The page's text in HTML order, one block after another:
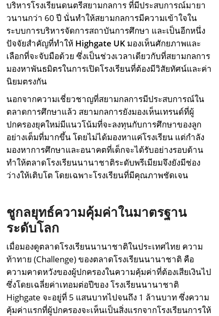
บริหารโรงเรียนดนตรีสยามกลการ ที่มีประสบการณ์มายา
วนานกว่า 60 ปี นั่นทำให้สยามกลการมีความเข้าใจใน
ระบบการบริหารจัดการสถาบันการศึกษา และเป็นอีกหนึ่ง
ปัจจัยสำคัญที่ทำให้ Highgate UK มองเห็นศักยภาพและ
เลือกที่จะจับมือด้วย ซึ่งเป็นช่วงเวลาเดียวกับที่สยามกลการ
มองหาพันธมิตรในการเปิดโรงเรียนที่ต้องมีวิสัยทัศน์และค่า
นิยมตรงกัน
นอกจากความเชี่ยวชาญที่สยามกลการมีประสบการณ์ใน
ตลาดการศึกษาแล้ว สยามกลการยังมองเห็นเทรนด์ที่ผู้
ปกครองยุคใหม่มีแนวโน้มที่จะลงทุนกับการศึกษาของลูก
อย่างเต็มที่มากขึ้น โดยไม่ได้มองหาแค่โรงเรียน แต่กำลัง
มองหาการศึกษาและอนาคตที่เด็กจะได้รับอย่างรอบด้าน
ทำให้ตลาดโรงเรียนนานาชาติระดับพรีเมียมจึงยังมีช่อง
ว่างให้เติบโต โดยเฉพาะโรงเรียนที่มีคุณภาพชัดเจน
ชูกลยุทธ์ความคุ้มค่าในมาตรฐาน
ระดับโลก
เมื่อมองดูตลาดโรงเรียนนานาชาติในประเทศไทย ความ
ท้าทาย (Challenge) ของตลาดโรงเรียนนานาชาติ คือ
ความคาดหวังของผู้ปกครองในความคุ้มค่าที่ต้องเสียเงินไป
ซึ่งโดยเฉลี่ยค่าเทอมต่อปีของ โรงเรียนนานาชาติ
Highgate จะอยู่ที่ 5 แสนบาทไปจนถึง 1 ล้านบาท ซึ่งความ
คุ้มค่าแรกที่ผู้ปกครองจะเห็นเป็นสิ่งแรกจากโรงเรียนการให้